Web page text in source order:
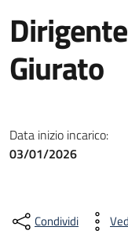
Giurato
Data inizio incarico:
03/01/2026
Condividi